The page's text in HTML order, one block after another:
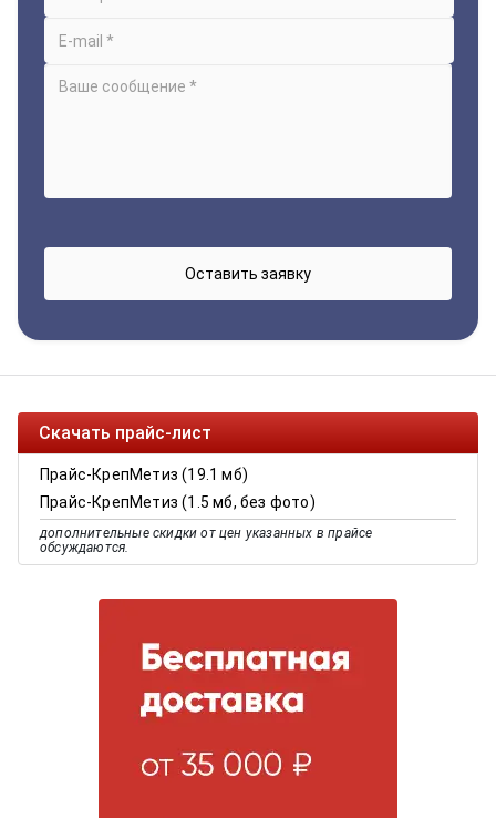
Скачать прайс-лист
Прайс-КрепМетиз (19.1 мб)
Прайс-КрепМетиз (1.5 мб, без фото)
дополнительные скидки от цен указанных в прайсе
обсуждаются.